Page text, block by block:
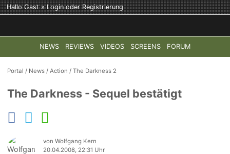
Hallo Gast »LoginoderRegistrierung
NEWS REVIEWS VIDEOS SCREENS FORUM
TOP-THEMEN: COD: MODERN WARFARE 4 HALO:
Portal / News /Action /The Darkness 2
The Darkness - Sequel bestätigt
von Wolfgang Kern
20.04.2008, 22:31 Uhr